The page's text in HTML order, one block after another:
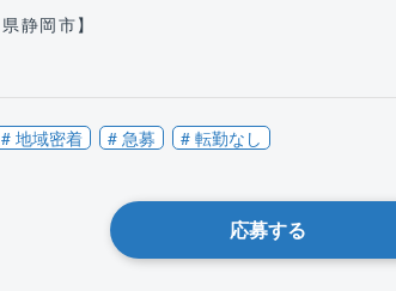
静岡市】
# 地域密着 # 急募 # 転勤なし
応募する